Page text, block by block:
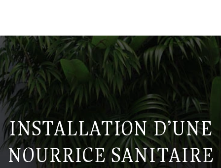
INSTALLATION D’UNE
NOURRICE SANITAIRE